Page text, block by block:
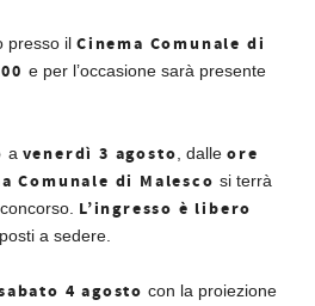
presso il Cinema Comunale di
e per l’occasione sarà presente
a venerdì 3 agosto, dalleore
Comunale di Malesco si terrà
L’ingresso è libero
a sedere.
4 agosto con la proiezione